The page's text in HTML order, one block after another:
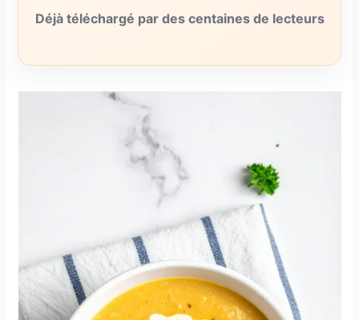
Déjà téléchargé par des centaines de lecteurs